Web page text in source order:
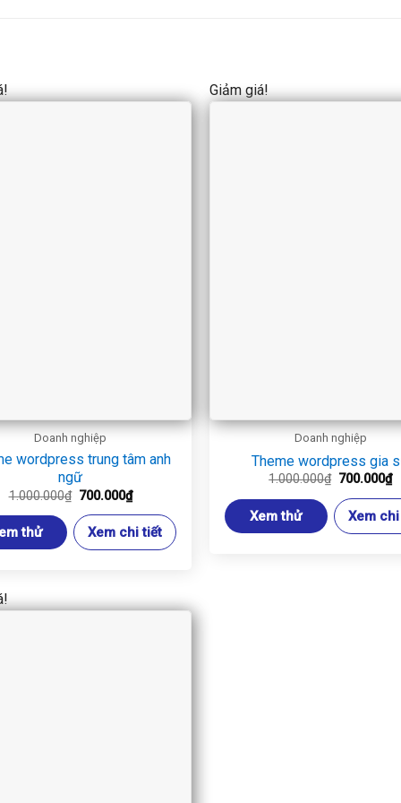
Doanh nghiệp
wordpress trung tâm anh
ngữ
1.000.000₫ Giá
là:
1.000.000₫.
700.000₫Giá
hiện
tại
là:
700.000₫.
thử Xem chi tiết
Giảm giá!
Doanh nghiệp
Theme wordpress gia
1.000.000₫ Giá
là:
700.000₫
Xem thử Xem